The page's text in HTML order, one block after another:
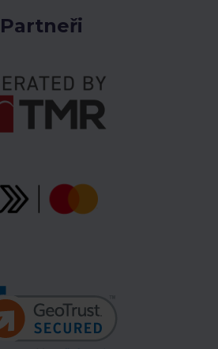
Partneři